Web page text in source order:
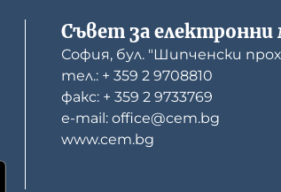
Съвет за електронни
София, бул. "Шипченски
тел.: + 359 2 9708810
факс: + 359 2 9733769
е-mail: office@cem.bg
www.cem.bg